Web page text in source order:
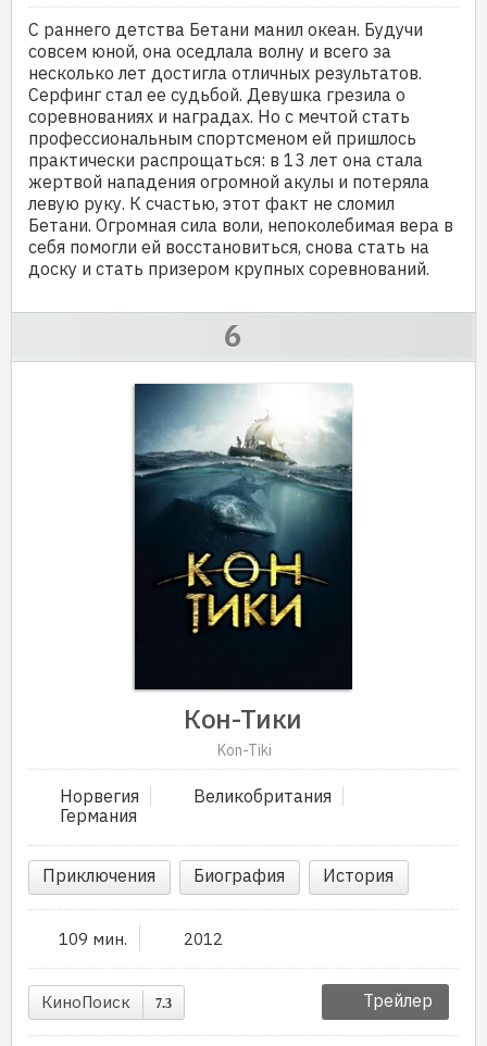
С раннего детства Бетани манил океан. Будучи
совсем юной, она оседлала волну и всего за
несколько лет достигла отличных результатов.
Серфинг стал ее судьбой. Девушка грезила о
соревнованиях и наградах. Но с мечтой стать
профессиональным спортсменом ей пришлось
практически распрощаться: в 13 лет она стала
жертвой нападения огромной акулы и потеряла
левую руку. К счастью, этот факт не сломил
Бетани. Огромная сила воли, непоколебимая вера в
себя помогли ей восстановиться, снова стать на
доску и стать призером крупных соревнований.
Кон-Тики
Kon-Tiki
Норвегия
Великобритания
Германия
Приключения Биография История
109 мин. 2012
КиноПоиск 7.3 Трейлер